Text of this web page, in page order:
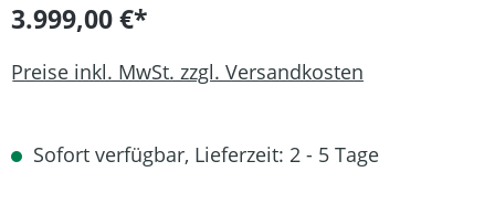
3.999,00 €*
Preise inkl. MwSt. zzgl. Versandkosten
Sofort verfügbar, Lieferzeit: 2 - 5 Tage